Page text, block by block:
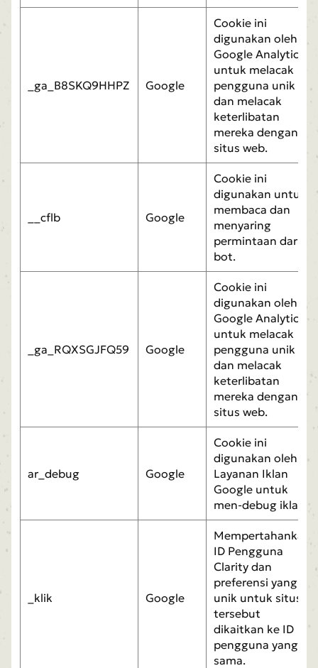
_ga_B8SKQ9HHPZ Google
Cookie ini
digunakan oleh
Google Analytics
untuk melacak
pengguna unik
dan melacak
keterlibatan
mereka dengan
situs web.
__cflb Google
Cookie ini
digunakan untuk
membaca dan
menyaring
permintaan dari
bot.
_ga_RQXSGJFQ59 Google
Cookie ini
digunakan oleh
Google Analytics
untuk melacak
pengguna unik
dan melacak
keterlibatan
mereka dengan
situs web.
ar_debug Google
Cookie ini
digunakan oleh
Layanan Iklan
Google untuk
men-debug iklan.
_klik Google
Mempertahankan
ID Pengguna
Clarity dan
preferensi yang
unik untuk situs
tersebut
dikaitkan ke ID
pengguna yang
sama.